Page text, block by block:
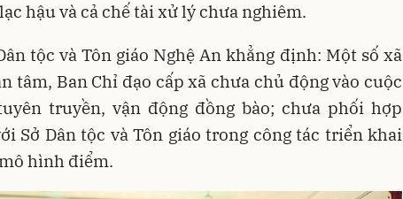
hậu và cả chế tài xử lý chưa nghiêm.
tộc và Tôn giáo Nghệ An khẳng định: Một số xã
tâm, Ban Chỉ đạo cấp xã chưa chủ động vào cuộc
truyền, vận động đồng bào; chưa phối hợp
Sở Dân tộc và Tôn giáo trong công tác triển khai
hình điểm.